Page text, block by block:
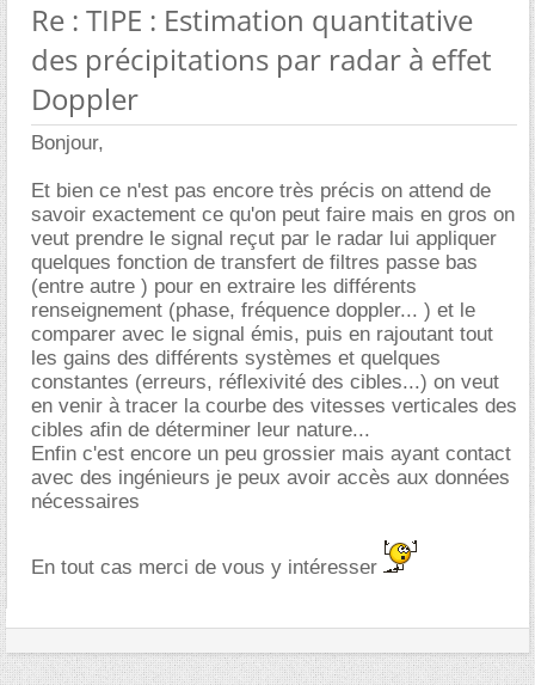
Re : TIPE : Estimation quantitative
des précipitations par radar à effet
Doppler
Bonjour,
Et bien ce n'est pas encore très précis on attend de
savoir exactement ce qu'on peut faire mais en gros on
veut prendre le signal reçut par le radar lui appliquer
quelques fonction de transfert de filtres passe bas
(entre autre ) pour en extraire les différents
renseignement (phase, fréquence doppler... ) et le
comparer avec le signal émis, puis en rajoutant tout
les gains des différents systèmes et quelques
constantes (erreurs, réflexivité des cibles...) on veut
en venir à tracer la courbe des vitesses verticales des
cibles afin de déterminer leur nature...
Enfin c'est encore un peu grossier mais ayant contact
avec des ingénieurs je peux avoir accès aux données
nécessaires
En tout cas merci de vous y intéresser